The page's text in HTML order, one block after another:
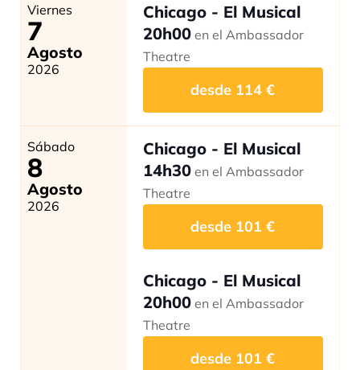
Viernes
7
Agosto
2026
Chicago - El Musical
20h00 en el Ambassador
Theatre
desde 114 €
Sábado
8
Agosto
2026
Chicago - El Musical
14h30 en el Ambassador
Theatre
desde 101 €
Chicago - El Musical
20h00 en el Ambassador
Theatre
desde 101 €